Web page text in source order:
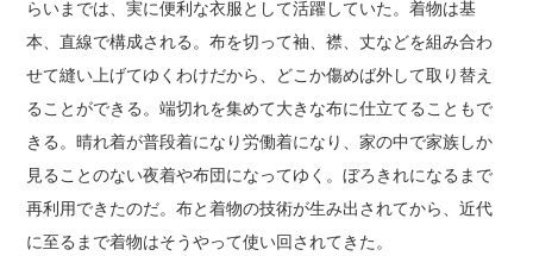
らいまでは、実に便利な衣服として活躍していた。着物は基
本、直線で構成される。布を切って袖、襟、丈などを組み合わ
せて縫い上げてゆくわけだから、どこか傷めば外して取り替え
ることができる。端切れを集めて大きな布に仕立てることもで
きる。晴れ着が普段着になり労働着になり、家の中で家族しか
見ることのない夜着や布団になってゆく。ぼろきれになるまで
再利用できたのだ。布と着物の技術が生み出されてから、近代
に至るまで着物はそうやって使い回されてきた。